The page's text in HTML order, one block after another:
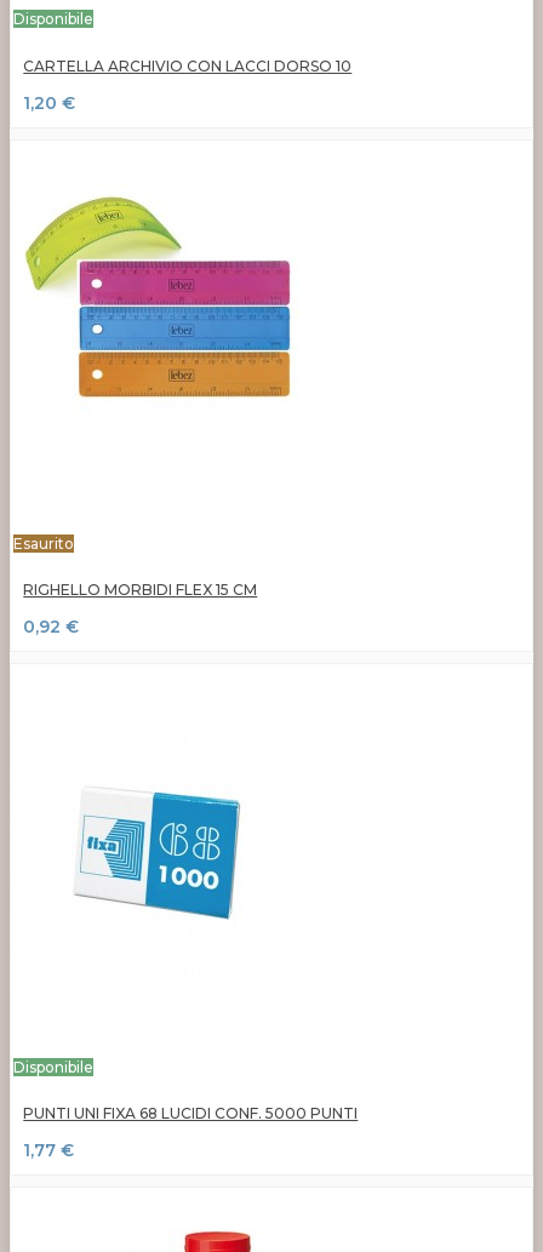
Disponibile
CARTELLA ARCHIVIO CON LACCI DORSO 10
1,20 €
Esaurito
RIGHELLO MORBIDI FLEX 15 CM
0,92 €
Disponibile
PUNTI UNI FIXA 68 LUCIDI CONF. 5000 PUNTI
1,77 €